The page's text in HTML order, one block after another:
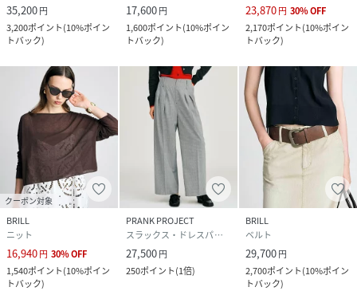
35,200円
3,200ポイント(10%ポイン
トバック)
17,600円
1,600ポイント(10%ポイン
トバック)
23,870円 30%OFF
2,170ポイント(10%ポイン
トバック)
クーポン対象
BRILL
ニット
16,940円 30%OFF
1,540ポイント(10%ポイン
トバック)
PRANK PROJECT
スラックス・ドレスパンツ
27,500円
250ポイント(1倍)
BRILL
ベルト
29,700円
2,700ポイント(10%ポイン
トバック)